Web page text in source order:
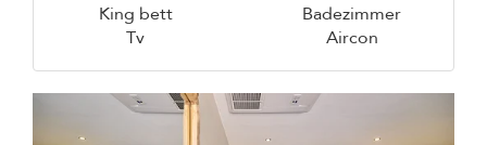
King bett
Badezimmer
Tv
Aircon